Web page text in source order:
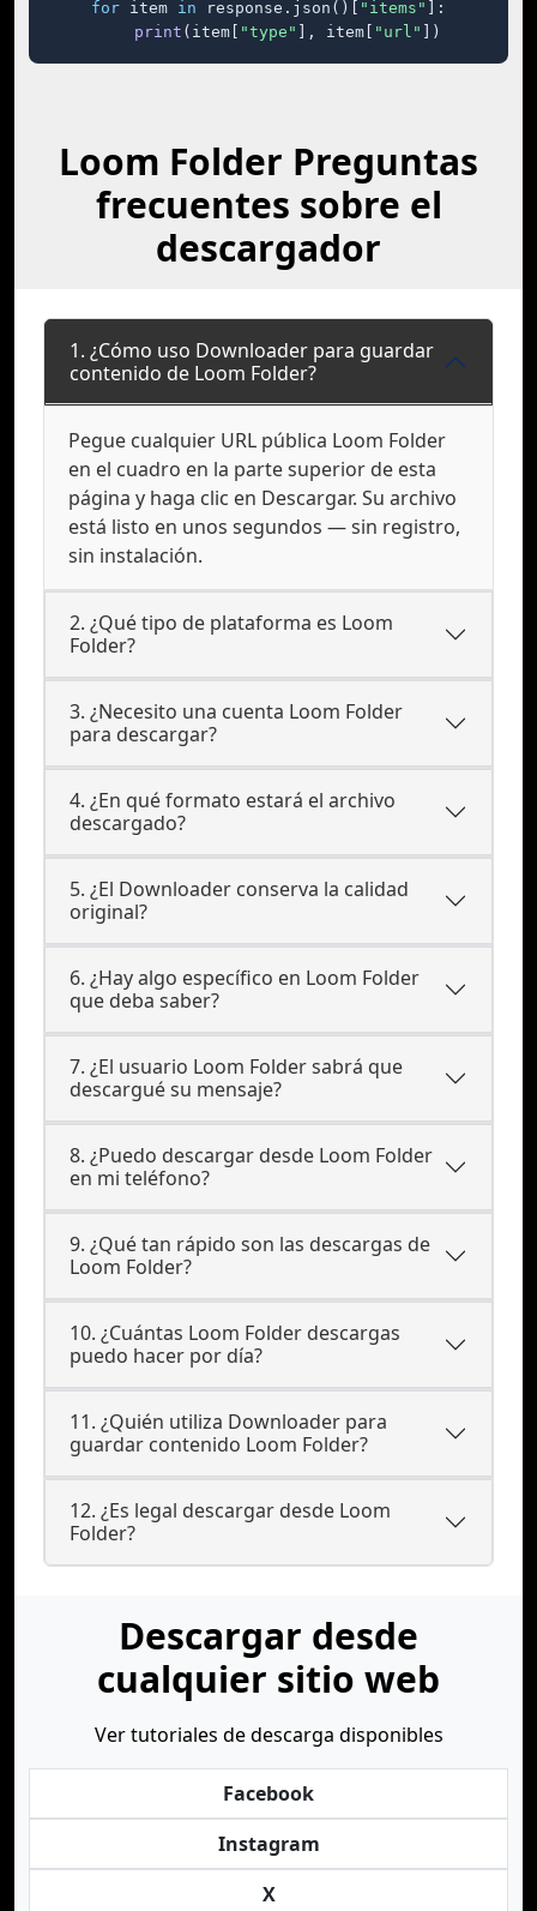
for item in response.json()[ "items"
]:
print (item[ "type" ], item[ "url" ])
Loom Folder Preguntas
frecuentes sobre el
descargador
1. ¿Cómo uso Downloader para guardar
contenido de Loom Folder?
Pegue cualquier URL pública Loom Folder
en el cuadro en la parte superior de esta
página y haga clic en Descargar. Su archivo
está listo en unos segundos — sin registro,
sin instalación.
2. ¿Qué tipo de plataforma es Loom
Folder?
3. ¿Necesito una cuenta Loom Folder
para descargar?
4. ¿En qué formato estará el archivo
descargado?
5. ¿El Downloader conserva la calidad
original?
6. ¿Hay algo específico en Loom Folder
que deba saber?
7. ¿El usuario Loom Folder sabrá que
descargué su mensaje?
8. ¿Puedo descargar desde Loom Folder
en mi teléfono?
9. ¿Qué tan rápido son las descargas de
Loom Folder?
10. ¿Cuántas Loom Folder descargas
puedo hacer por día?
11. ¿Quién utiliza Downloader para
guardar contenido Loom Folder?
12. ¿Es legal descargar desde Loom
Folder?
Descargar desde
cualquier sitio web
Ver tutoriales de descarga disponibles
Facebook
Instagram
X